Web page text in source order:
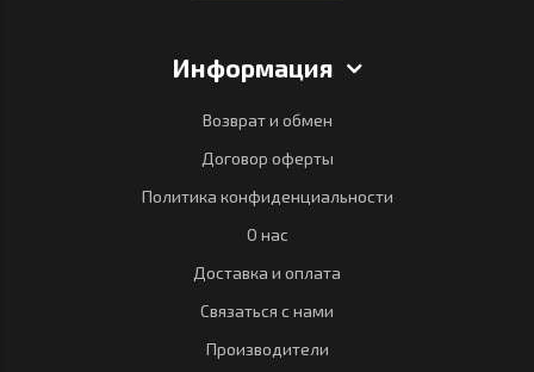
Информация
Возврат и обмен
Договор оферты
Политика конфиденциальности
О нас
Доставка и оплата
Связаться с нами
Производители